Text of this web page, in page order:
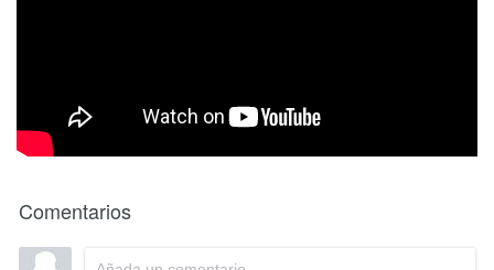
Comentarios